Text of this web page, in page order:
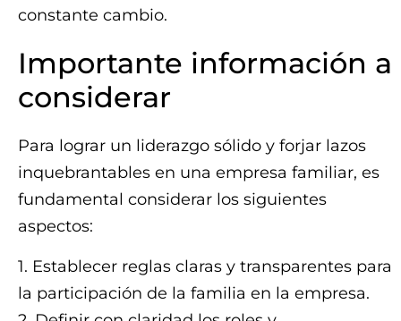
constante cambio.
Importante información a
considerar
Para lograr un liderazgo sólido y forjar lazos
inquebrantables en una empresa familiar, es
fundamental considerar los siguientes
aspectos:
1. Establecer reglas claras y transparentes para
la participación de la familia en la empresa.